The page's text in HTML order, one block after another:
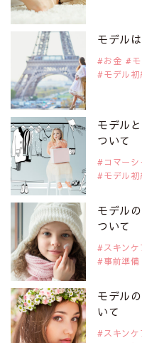
2019年9月29日
是非ご覧ください。
注目モデル CHIHARUさん
2019年9月29日
注目モデルを1名追加いたしま
是非ご覧ください。
注目モデル 藤井サチさん
2019年9月29日
注目モデルを1名追加いたしま
是非ご覧ください。
大注目のモデル10人
2019年9月29日
注目モデルを1名追加いたしま
是非ご覧ください。
注目のアジア系モデル
モデル
お金
モデル初
モデル
ついて
コマー
モデル初
モデル
ついて
スキンケ
事前準備
モデル
いて
スキンケ